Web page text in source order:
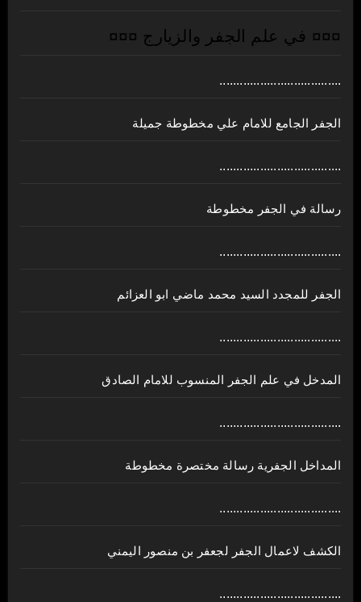
¤¤¤ في علم الجفر والزيارج ¤¤¤
....................................
الجفر الجامع للامام علي مخطوطة جميلة
....................................
رسالة في الجفر مخطوطة
....................................
الجفر للمجدد السيد محمد ماضي ابو العزائم
....................................
المدخل في علم الجفر المنسوب للامام الصادق
....................................
المداخل الجفرية رسالة مختصرة مخطوطة
....................................
الكشف لاعمال الجفر لجعفر بن منصور اليمني
....................................